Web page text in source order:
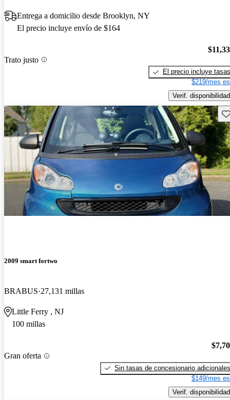
Entrega a domicilio desde Brooklyn, NY
El precio incluye envío de $164
Trato justo
El precio incluye tasas
$219/mes
Verif. disponibilidad
2009 smart fortwo
BRABUS 27,131 millas
Little Ferry , NJ
100 millas
Gran oferta
Sin tasas de concesionario adicionales
$149/mes
Verif. disponibilidad